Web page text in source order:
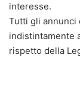
interesse.
Tutti gli annunci
indistintamente
rispetto della